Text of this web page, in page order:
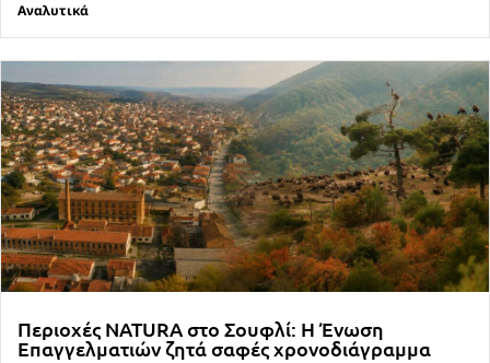
Αναλυτικά
Περιοχές NATURA στο Σουφλί: Η Ένωση
Επαγγελματιών ζητά σαφές χρονοδιάγραμμα